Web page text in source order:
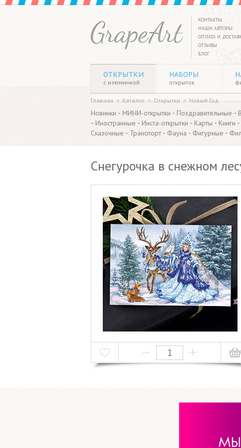
КОНТАКТЫ
НАШИ АВТОРЫ
ОПЛАТА И
ОТЗЫВЫ
БЛОГ
ОТКРЫТКИ
с изюминкой
НАБОРЫ
открыток
Главная > Каталог > Открытки > Новый Год
Новинки - МИНИ-открытки - Поздравительные -
- Иностранные - Инста-открытки - Карты - Книги -
Сказочные - Транспорт - Фауна - Фигурные -
Снегурочка в снежном